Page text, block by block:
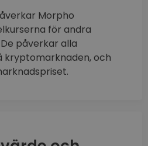
Morpho
för andra
påverkar alla
kryptomarknaden, och